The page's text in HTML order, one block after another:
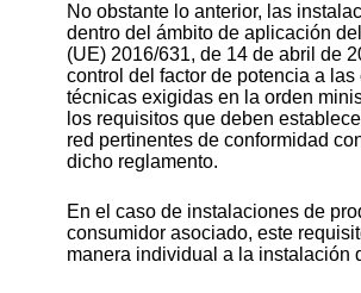
No obstante lo anterior, las
dentro del ámbito de aplicación
(UE) 2016/631, de 14 de abril de
control del factor de potencia a
técnicas exigidas en la orden
los requisitos que deben
red pertinentes de conformidad
dicho reglamento.
En el caso de instalaciones de
consumidor asociado, este
manera individual a la instalación